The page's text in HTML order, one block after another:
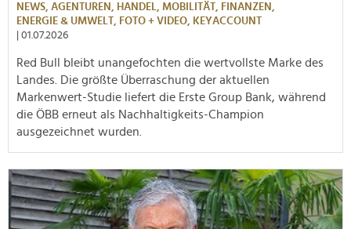
NEWS, AGENTUREN, HANDEL, MOBILITÄT, FINANZEN,
ENERGIE & UMWELT, FOTO + VIDEO, KEYACCOUNT
| 01.07.2026
Red Bull bleibt unangefochten die wertvollste Marke des
Landes. Die größte Überraschung der aktuellen
Markenwert-Studie liefert die Erste Group Bank, während
die ÖBB erneut als Nachhaltigkeits-Champion
ausgezeichnet wurden.